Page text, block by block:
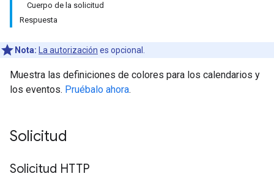
Cuerpo de la solicitud
Respuesta
Nota: La autorización es opcional.
Muestra las definiciones de colores para los calendarios y
los eventos. Pruébalo ahora.
Solicitud
Solicitud HTTP